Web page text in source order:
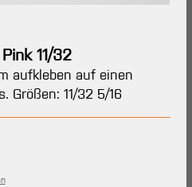
11/32
aufkleben auf einen
Größen: 11/32 5/16